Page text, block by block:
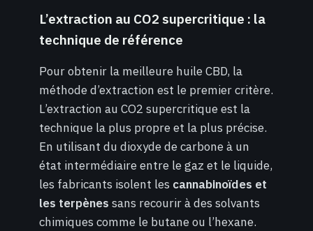
L’extraction au CO2 supercritique : la
technique de référence
Pour obtenir la meilleure huile CBD, la
méthode d’extraction est le premier critère.
L’extraction au CO2 supercritique est la
technique la plus propre et la plus précise.
En utilisant du dioxyde de carbone à un
état intermédiaire entre le gaz et le liquide,
les fabricants isolent les cannabinoïdes et
les terpènes sans recourir à des solvants
chimiques comme le butane ou l’hexane.